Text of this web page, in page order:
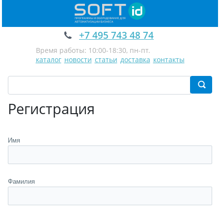
+7 495 743 48 74
Время работы: 10:00-18:30, пн-пт.
каталог новости статьи доставка контакты
Регистрация
Имя
Фамилия